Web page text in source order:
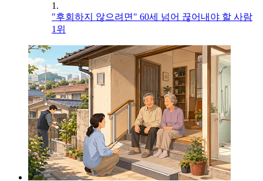
1.
"후회하지 않으려면" 60세 넘어 끊어내야 할 사람
1위